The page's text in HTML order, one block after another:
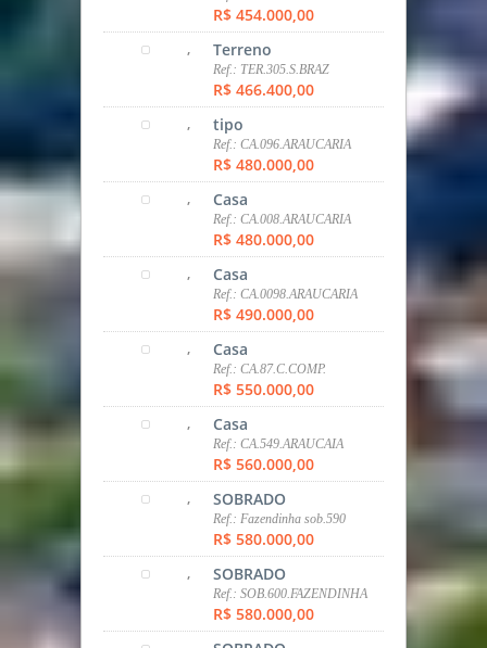
R$ 550.000,00
, Casa
Ref.: CA.549.ARAUCAIA
R$ 560.000,00
, SOBRADO
Ref.: Fazendinha sob.590
R$ 580.000,00
, SOBRADO
Ref.: SOB.600.FAZENDINHA
R$ 580.000,00
, SOBRADO
Ref.: SOB. 547.C.COMP
R$ 599.000,00
, Apartamento
Ref.: AP.419.AGUA VERDE
R$ 607.822,20
, Apartamento
Ref.: AP.588.SANTO INÁCIO
R$ 615.000,00
, Casa
Ref.: CA.001.ARAUCARIA
R$ 650.000,00
, SOBRADO
Ref.: SOB.400 PINHEIRINHO
R$ 650.000,00